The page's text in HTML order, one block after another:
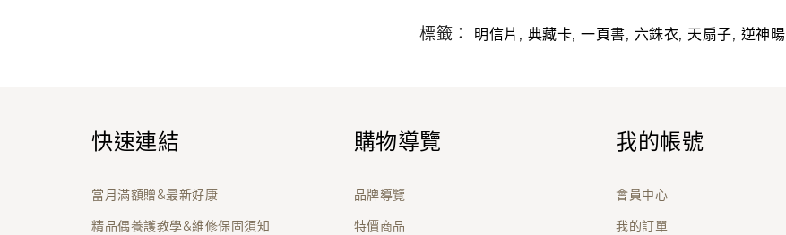
標籤： 明信片 , 典藏卡, 一頁書, 六銖衣, 天扇子, 逆神暘
快速連結
當月滿額贈&最新好康
精品偶養護教學&維修保固須知
購物導覽
品牌導覽
特價商品
我的帳號
會員中心
我的訂單